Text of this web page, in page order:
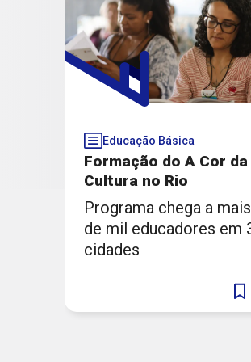
Educação Básica
Formação do A Cor da
Cultura no Rio
Programa chega a mais
de mil educadores em
cidades